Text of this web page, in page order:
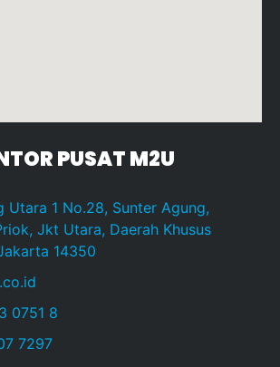
PUSAT M2U
Utara 1 No.28, Sunter Agung,
Jkt Utara, Daerah Khusus
14350
0751 8
7297